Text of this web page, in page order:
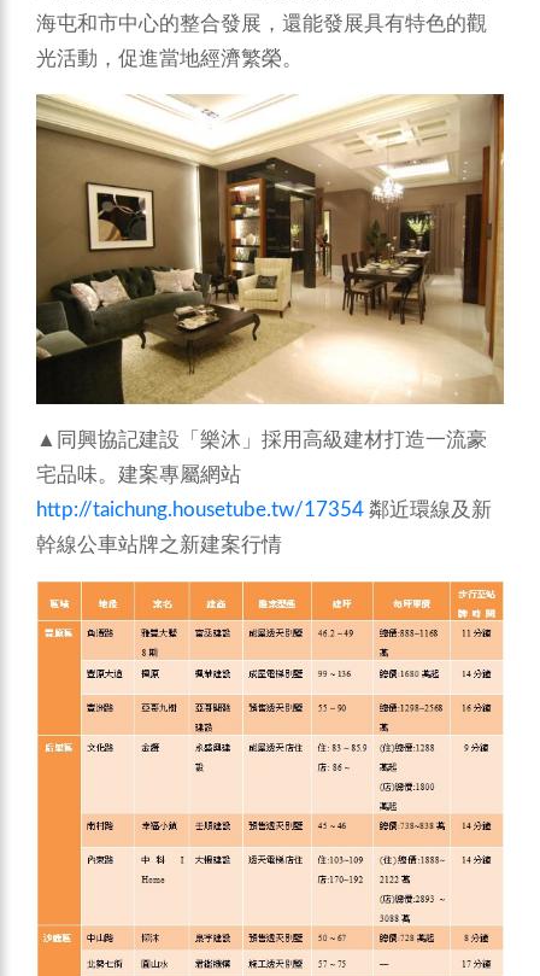
海屯和市中心的整合發展，還能發展具有特色的觀
光活動，促進當地經濟繁榮。
▲同興協記建設「樂沐」採用高級建材打造一流豪
宅品味。建案專屬網站
http://taichung.housetube.tw/17354 鄰近環線及新
幹線公車站牌之新建案行情